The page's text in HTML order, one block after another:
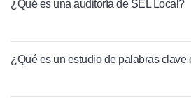
¿Qué es una auditoría de SEL Local?
¿Qué es un estudio de palabras clave